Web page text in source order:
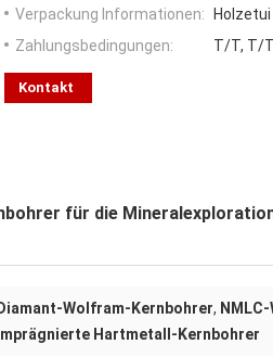
Verpackung Informationen:
Holzetui
Zahlungsbedingungen:
T/T, T/T
Kontakt
für die
Diamant-Wolfram-Kernbohrer,
Hartmetall-Kernbohrer